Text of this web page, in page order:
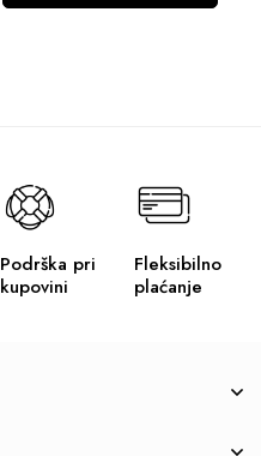
Podrška pri
kupovini
Fleksibilno
plaćanje